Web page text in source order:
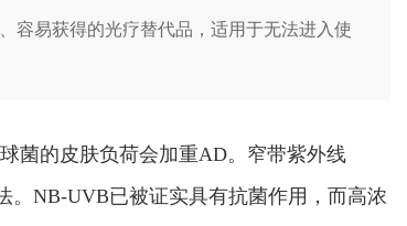
容易获得的光疗替代品，适用于无法进入使
菌的皮肤负荷会加重AD。窄带紫外线
。NB-UVB已被证实具有抗菌作用，而高浓